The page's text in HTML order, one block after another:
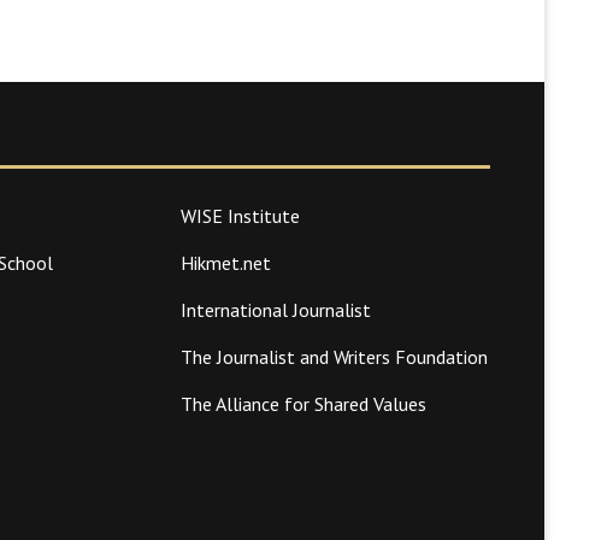
WISE Institute
Hikmet.net
International Journalist
The Journalist and Writers Foundation
The Alliance for Shared Values